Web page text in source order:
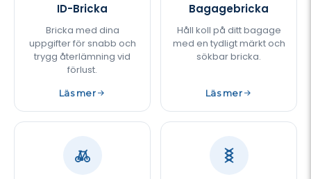
ID-Bricka
Bricka med dina
uppgifter för snabb och
trygg återlämning vid
förlust.
Läs mer
Bagagebricka
Håll koll på ditt bagage
med en tydligt märkt och
sökbar bricka.
Läs mer